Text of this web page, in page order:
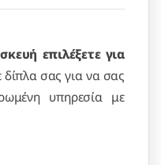
επιλέξετε για
δίπλα σας για να σας
υπηρεσία με